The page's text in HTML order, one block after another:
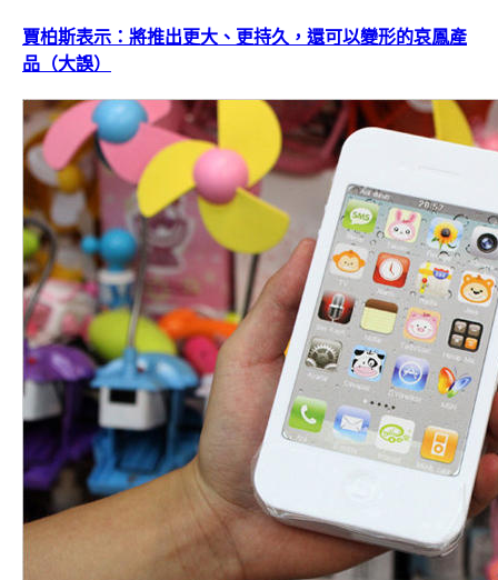
賈柏斯表示：將推出更大、更持久，還可以變形的哀鳳產
品（大誤）